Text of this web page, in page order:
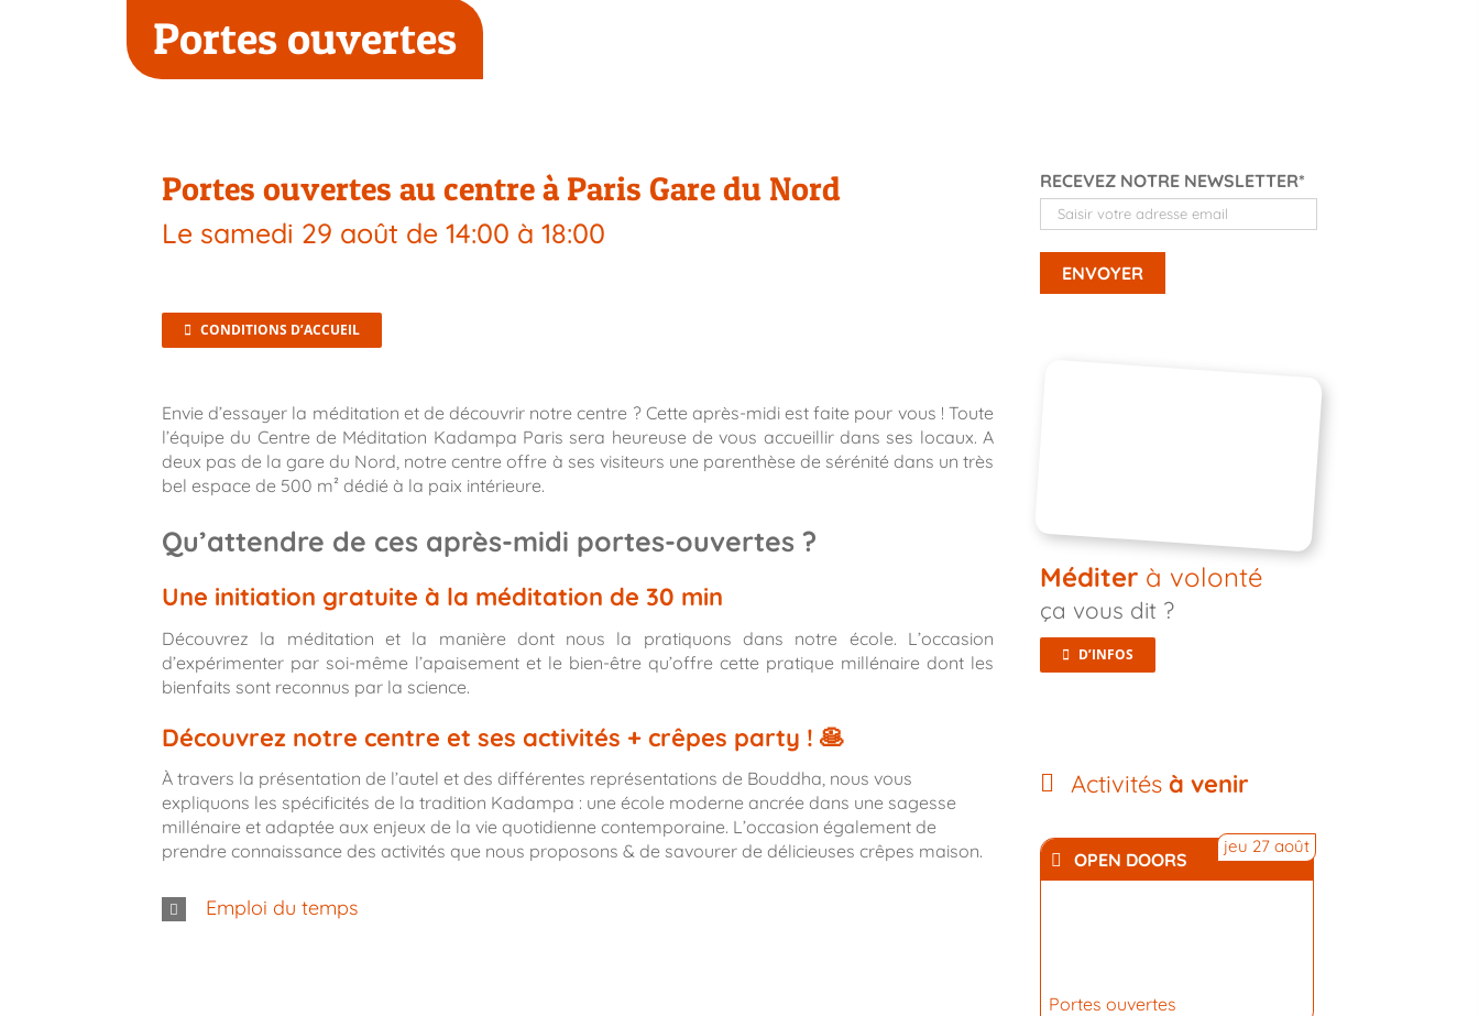
Portes ouvertes
Portes ouvertes au centre à Paris Gare du Nord
Le samedi 29 août de 14:00 à 18:00
CONDITIONS D’ACCUEIL
Envie d’essayer la méditation et de découvrir notre centre ? Cette après-midi est faite pour vous ! Toute
l’équipe du Centre de Méditation Kadampa Paris sera heureuse de vous accueillir dans ses locaux. A
deux pas de la gare du Nord, notre centre offre à ses visiteurs une parenthèse de sérénité dans un très
bel espace de 500 m² dédié à la paix intérieure.
Qu’attendre de ces après-midi portes-ouvertes ?
Une initiation gratuite à la méditation de 30 min
Découvrez la méditation et la manière dont nous la pratiquons dans notre école. L’occasion
d’expérimenter par soi-même l’apaisement et le bien-être qu’offre cette pratique millénaire dont les
bienfaits sont reconnus par la science.
Découvrez notre centre et ses activités + crêpes party ! 🥞
À travers la présentation de l’autel et des différentes représentations de Bouddha, nous vous
expliquons les spécificités de la tradition Kadampa : une école moderne ancrée dans une sagesse
millénaire et adaptée aux enjeux de la vie quotidienne contemporaine. L’occasion également de
prendre connaissance des activités que nous proposons & de savourer de délicieuses crêpes maison.
Emploi du temps
RECEVEZ NOTRE NEWSLETTER*
Méditer à volonté
ça vous dit ?
D’INFOS
Activités à venir
OPEN DOORS
jeu 27 août
Portes ouvertes